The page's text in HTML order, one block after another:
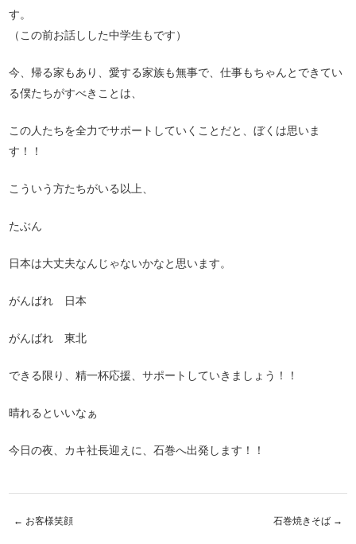
す。
（この前お話しした中学生もです）
今、帰る家もあり、愛する家族も無事で、仕事もちゃんとできてい
る僕たちがすべきことは、
この人たちを全力でサポートしていくことだと、ぼくは思いま
す！！
こういう方たちがいる以上、
たぶん
日本は大丈夫なんじゃないかなと思います。
がんばれ 日本
がんばれ 東北
できる限り、精一杯応援、サポートしていきましょう！！
晴れるといいなぁ
今日の夜、カキ社長迎えに、石巻へ出発します！！
← お客様笑顔 石巻焼きそば →